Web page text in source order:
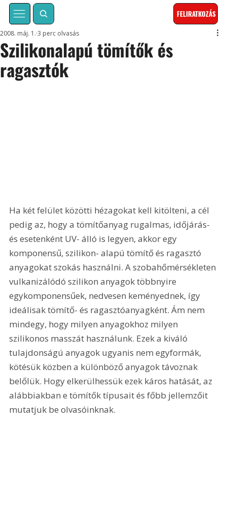
FELIRATKOZÁS
Szilikonalapú tömítők és
ragasztók
2008. máj. 1. 3 perc olvasás
Ha két felület közötti hézagokat kell kitölteni, a cél
pedig az, hogy a tömítőanyag rugalmas, időjárás-
és esetenként UV- álló is legyen, akkor egy
komponensű, szilikon- alapú tömítő és ragasztó
anyagokat szokás használni. A szobahőmérsékleten
vulkanizálódó szilikon anyagok többnyire
egykomponensűek, nedvesen keményednek, így
ideálisak tömítő- és ragasztóanyagként. Ám nem
mindegy, hogy milyen anyagokhoz milyen
szilikonos masszát használunk. Ezek a kiváló
tulajdonságú anyagok ugyanis nem egyformák,
kötésük közben a különböző anyagok távoznak
belőlük. Hogy elkerülhessük ezek káros hatását, az
alábbiakban e tömítők típusait és főbb jellemzőit
mutatjuk be olvasóinknak.